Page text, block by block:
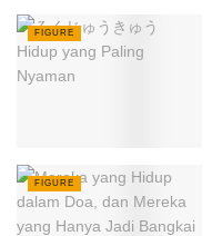
FIGURE
FIGURE